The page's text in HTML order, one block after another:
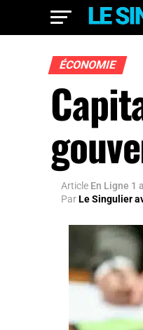
ÉCONOMIE
Article En Ligne 1
ParLe Singulier